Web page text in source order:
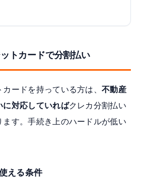
トカードで分割払い
カードを持っている方は、不動産
に対応していればクレカ分割払い
ます。手続き上のハードルが低い
える条件